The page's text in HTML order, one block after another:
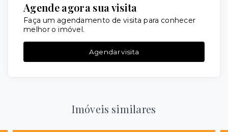
Agende agora sua visita
Faça um agendamento de visita para conhecer
melhor o imóvel.
Agendar visita
Imóveis similares